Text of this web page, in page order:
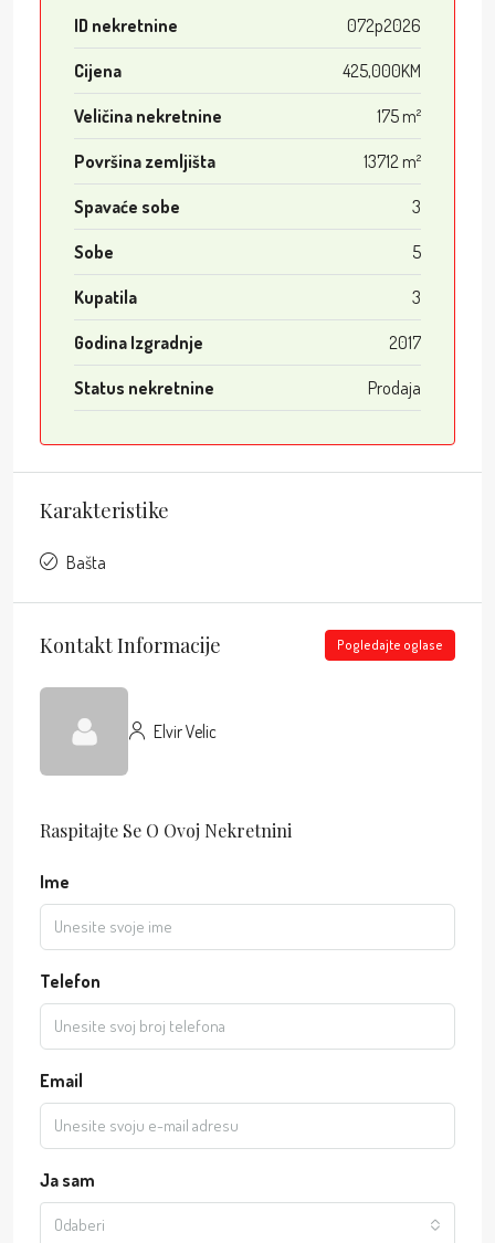
ID nekretnine 072p2026
Cijena 425,000KM
Veličina nekretnine 175 m²
Površina zemljišta 13712 m²
Spavaće sobe 3
Sobe 5
Kupatila 3
Godina Izgradnje 2017
Status nekretnine Prodaja
Karakteristike
Bašta
Kontakt Informacije Pogledajte oglase
Elvir Velic
Raspitajte Se O Ovoj Nekretnini
Ime
Telefon
Email
Ja sam
Odaberi